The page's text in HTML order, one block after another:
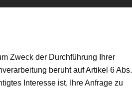
Zweck der Durchführung Ihrer
beruht auf Artikel 6 Abs.
Interesse ist, Ihre Anfrage zu